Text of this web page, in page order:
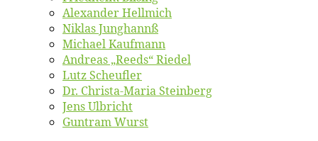
Alex­an­der Hellmich
Ni­klas Junghannß
Mi­cha­el Kaufmann
An­dre­as „Reeds“ Riedel
Lutz Scheuf­ler
Dr. Chris­­ta-Ma­ria Steinberg
Jens Ulb­richt
Gun­tram Wurst